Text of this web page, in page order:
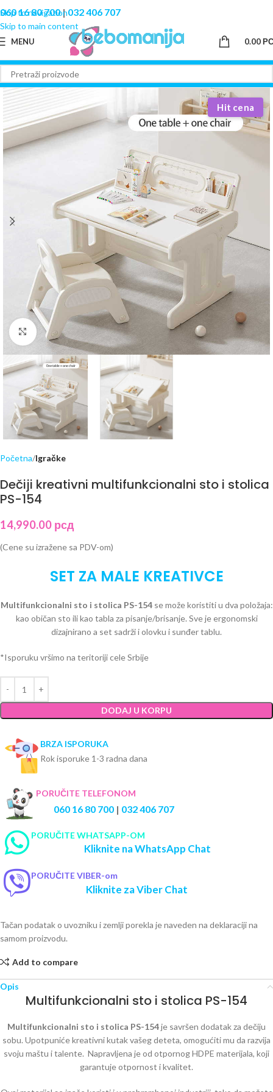
Skip to navigation
Skip to main content
060 16 80 700|032 406 707
MENU 0.00
Hit cena
Click to enlarge
Početna Igračke
Dečiji kreativni multifunkcionalni sto i stolica
PS-154
14,990.00 рсд
(Cene su izražene sa PDV-om)
SET ZA MALE KREATIVCE
Multifunkcionalni sto i stolica PS-154se može koristiti u dva položaja:
kao običan sto ili kao tabla za pisanje/brisanje. Sve je ergonomski
dizajnirano a set sadrži i olovku i sunđer tablu.
*Isporuku vršimo na teritoriji cele Srbije
DODAJ U KORPU
BRZA ISPORUKA
Rok isporuke 1-3 radna dana
PORUČITE TELEFONOM
060 16 80 700 | 032 406 707
PORUČITE WHATSAPP-OM
Kliknite na WhatsApp Chat
PORUČITE VIBER-om
Kliknite za Viber Chat
Tačan podatak o uvozniku i zemlji porekla je naveden na deklaraciji na
samom proizvodu.
Add to compare
Opis
Multifunkcionalni sto i stolica PS-154
Multifunkcionalni sto i stolica PS-154je savršen dodatak za dečiju
sobu. Upotpuniće kreativni kutak vašeg deteta, omogućiti mu da razvija
svoju maštu i talente. Napravljena je od otpornog HDPE materijala, koji
garantuje otpornost i kvalitet.